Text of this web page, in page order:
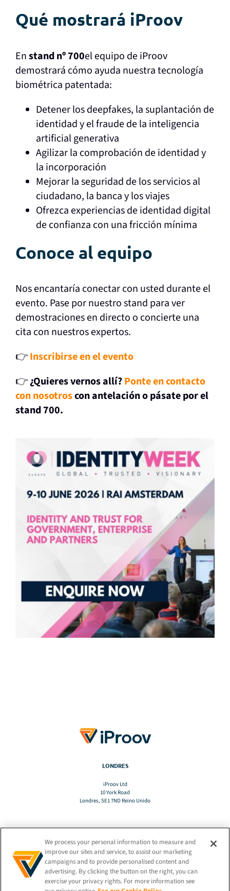
Qué mostrará iProov
Enstand nº 700el equipo de iProov
demostrará cómo ayuda nuestra tecnología
biométrica patentada:
Detener los deepfakes, la suplantación de
identidad y el fraude de la inteligencia
artificial generativa
Agilizar la comprobación de identidad y
la incorporación
Mejorar la seguridad de los servicios al
ciudadano, la banca y los viajes
Ofrezca experiencias de identidad digital
de confianza con una fricción mínima
Conoce al equipo
Nos encantaría conectar con usted durante el
evento. Pase por nuestro stand para ver
demostraciones en directo o concierte una
cita con nuestros expertos.
👉Inscribirse en el evento
👉¿Quieres vernos allí?Ponte en contacto
con nosotroscon antelación o pásate por el
stand 700.
LONDRES
iProov Ltd
10 York Road
Londres, SE1 7ND Reino Unido
TRADUCIR
ES
We process your personal information to measure and
improve our sites and service, to assist our marketing
campaigns and to provide personalised content and
advertising. By clicking the button on the right, you can
exercise your privacy rights. For more information see